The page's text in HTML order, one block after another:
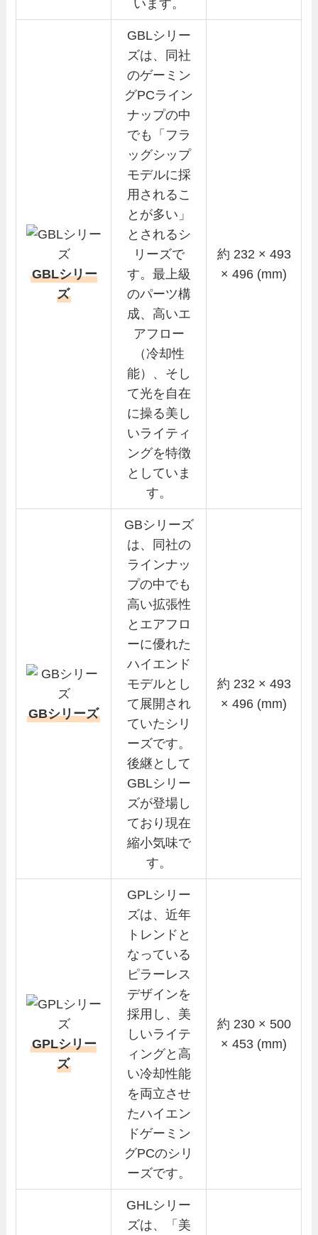
います。
GBLシリー
ズ
GBLシリー
ズは、同社
のゲーミン
グPCライン
ナップの中
でも「フラ
ッグシップ
モデルに採
用されるこ
とが多い」
とされるシ
リーズで
す。最上級
のパーツ構
成、高いエ
アフロー
（冷却性
能）、そし
て光を自在
に操る美し
いライティ
ングを特徴
としていま
す。
約 232 × 493
× 496 (mm)
GBシリーズ
GBシリーズ
は、同社の
ラインナッ
プの中でも
高い拡張性
とエアフロ
ーに優れた
ハイエンド
モデルとし
て展開され
ていたシリ
ーズです。
後継として
GBLシリー
ズが登場し
ており現在
縮小気味で
す。
約 232 × 493
× 496 (mm)
GPLシリー
ズ
GPLシリー
ズは、近年
トレンドと
なっている
ピラーレス
デザインを
採用し、美
しいライテ
ィングと高
い冷却性能
を両立させ
たハイエン
ドゲーミン
グPCのシリ
ーズです。
約 230 × 500
× 453 (mm)
GHLシリー
ズは、「美